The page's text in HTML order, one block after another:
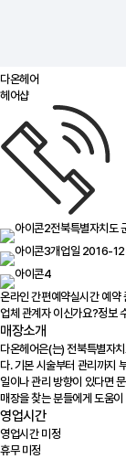
다온헤어
헤어샵
전북특별자치도
개업일 2016-
온라인 간편예약실시간 예약
업체 관계자 이신가요?정보
매장소개
다온헤어은(는) 전북특별자
다. 기본 시술부터 관리까지
일이나 관리 방향이 있다면
매장을 찾는 분들에게 도움
영업시간
영업시간 미정
휴무 미정